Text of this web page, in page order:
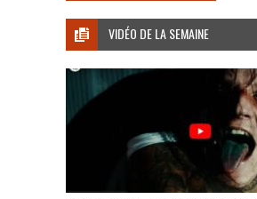
VIDÉO DE LA SEMAINE